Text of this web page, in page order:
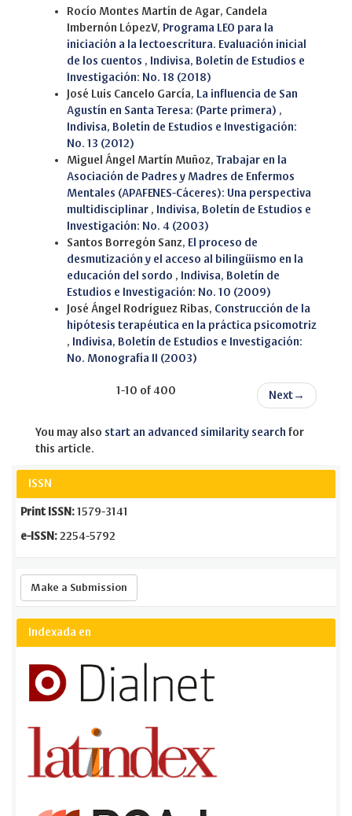
Rocío Montes Martín de Agar, Candela
Imbernón LópezV, Programa LEO para la
iniciación a la lectoescritura. Evaluación inicial
de los cuentos , Indivisa, Boletín de Estudios e
Investigación: No. 18 (2018)
José Luis Cancelo García, La influencia de San
Agustín en Santa Teresa: (Parte primera) ,
Indivisa, Boletín de Estudios e Investigación:
No. 13 (2012)
Miguel Ángel Martín Muñoz, Trabajar en la
Asociación de Padres y Madres de Enfermos
Mentales (APAFENES-Cáceres): Una perspectiva
multidisciplinar , Indivisa, Boletín de Estudios e
Investigación: No. 4 (2003)
Santos Borregón Sanz, El proceso de
desmutización y el acceso al bilingüismo en la
educación del sordo , Indivisa, Boletín de
Estudios e Investigación: No. 10 (2009)
José Ángel Rodríguez Ribas, Construcción de la
hipótesis terapéutica en la práctica psicomotriz
, Indivisa, Boletín de Estudios e Investigación:
No. Monografía II (2003)
1-10 of 400 Next →
You may also start an advanced similarity search for
this article.
ISSN
Print ISSN: 1579-3141
e-ISSN: 2254-5792
Make a Submission
Indexada en